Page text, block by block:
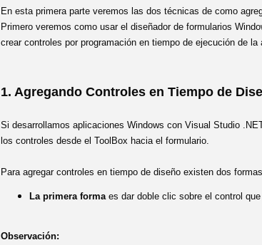
En esta primera parte veremos las dos técnicas de como
Primero veremos como usar el diseñador de formularios
crear controles por programación en tiempo de ejecución de la
1. Agregando Controles en Tiempo de
Si desarrollamos aplicaciones Windows con Visual Studio
los controles desde el ToolBox hacia el formulario.
Para agregar controles en tiempo de diseño existen dos
La primera forma es dar doble clic sobre el control
Observación: